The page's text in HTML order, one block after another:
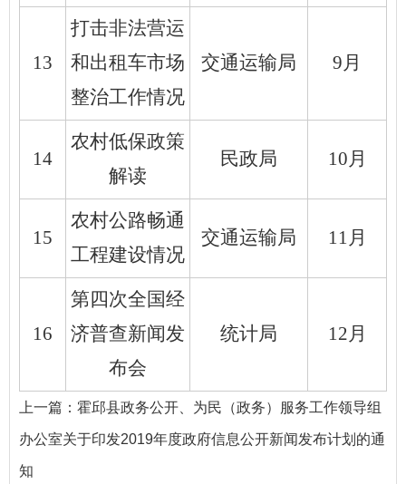
13
打击非法营运
和出租车市场
整治工作情况
交通运输局 9月
14
农村低保政策
解读
民政局 10月
15
农村公路畅通
工程建设情况
交通运输局 11月
16
第四次全国经
济普查新闻发
布会
统计局 12月
上一篇： 霍邱县政务公开、为民（政务）服务工作领导组
办公室关于印发2019年度政府信息公开新闻发布计划的通
知